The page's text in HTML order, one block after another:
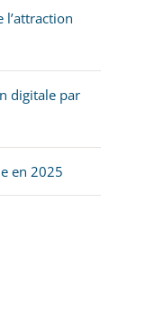
l’attraction
digitale par
en 2025